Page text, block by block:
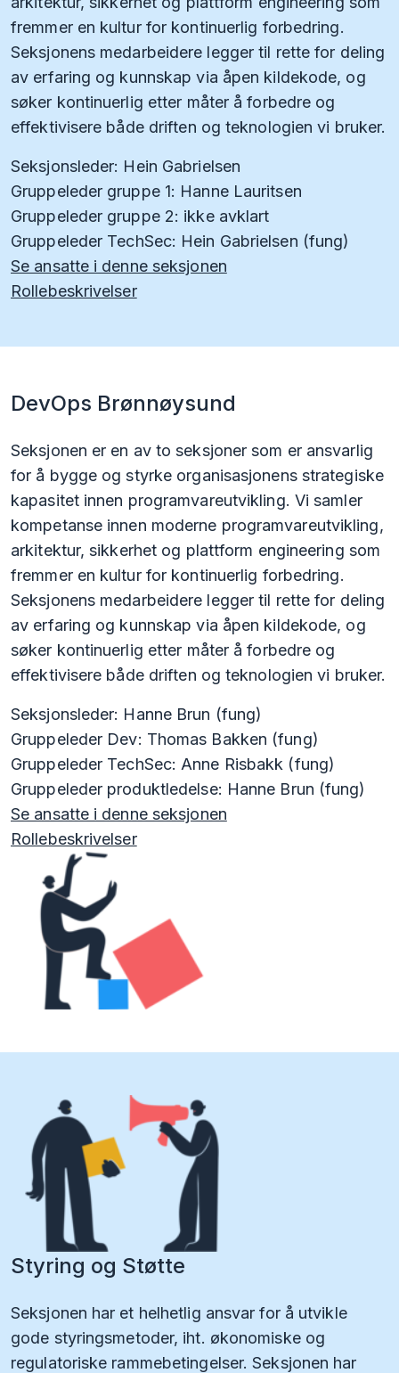
fremmer en kultur for kontinuerlig forbedring.
Seksjonens medarbeidere legger til rette for deling
av erfaring og kunnskap via åpen kildekode, og
søker kontinuerlig etter måter å forbedre og
effektivisere både driften og teknologien vi bruker.
Seksjonsleder: Hein Gabrielsen
Gruppeleder gruppe 1: Hanne Lauritsen
Gruppeleder gruppe 2: ikke avklart
Gruppeleder TechSec: Hein Gabrielsen (fung)
Se ansatte i denne seksjonen
Rollebeskrivelser
DevOps Brønnøysund
Seksjonen er en av to seksjoner som er ansvarlig
for å bygge og styrke organisasjonens strategiske
kapasitet innen programvareutvikling. Vi samler
kompetanse innen moderne programvareutvikling,
arkitektur, sikkerhet og plattform engineering som
fremmer en kultur for kontinuerlig forbedring.
Seksjonens medarbeidere legger til rette for deling
av erfaring og kunnskap via åpen kildekode, og
søker kontinuerlig etter måter å forbedre og
effektivisere både driften og teknologien vi bruker.
Seksjonsleder: Hanne Brun (fung)
Gruppeleder Dev: Thomas Bakken (fung)
Gruppeleder TechSec: Anne Risbakk (fung)
Gruppeleder produktledelse: Hanne Brun (fung)
Se ansatte i denne seksjonen
Rollebeskrivelser
Styring og Støtte
Seksjonen har et helhetlig ansvar for å utvikle
gode styringsmetoder, iht. økonomiske og
regulatoriske rammebetingelser. Seksjonen har